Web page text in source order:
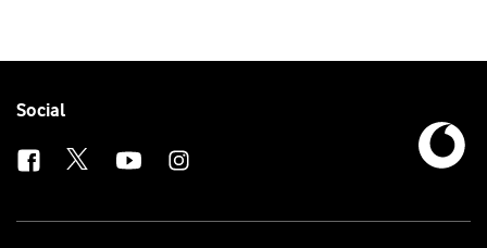
Follow
Social